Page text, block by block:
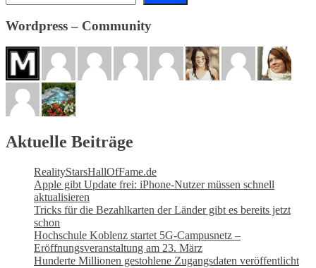
Wordpress – Community
Aktuelle Beiträge
RealityStarsHallOfFame.de
Apple gibt Update frei: iPhone-Nutzer müssen schnell
aktualisieren
Tricks für die Bezahlkarten der Länder gibt es bereits jetzt
schon
Hochschule Koblenz startet 5G-Campusnetz –
Eröffnungsveranstaltung am 23. März
Hunderte Millionen gestohlene Zugangsdaten veröffentlicht